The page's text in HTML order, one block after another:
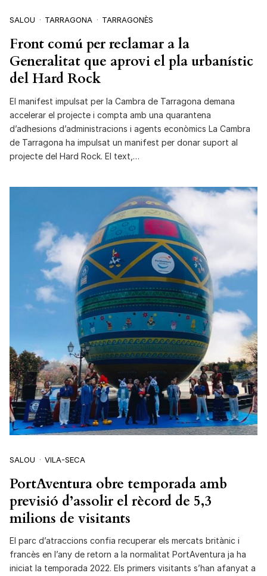
SALOU TARRAGONA TARRAGONÈS
Front comú per reclamar a la
Generalitat que aprovi el pla urbanístic
del Hard Rock
El manifest impulsat per la Cambra de Tarragona demana
accelerar el projecte i compta amb una quarantena
d’adhesions d’administracions i agents econòmics La Cambra
de Tarragona ha impulsat un manifest per donar suport al
projecte del Hard Rock. El text,…
SALOU VILA-SECA
PortAventura obre temporada amb
previsió d’assolir el rècord de 5,3
milions de visitants
El parc d’atraccions confia recuperar els mercats britànic i
francès en l’any de retorn a la normalitat PortAventura ja ha
iniciat la temporada 2022. Els primers visitants s’han afanyat a